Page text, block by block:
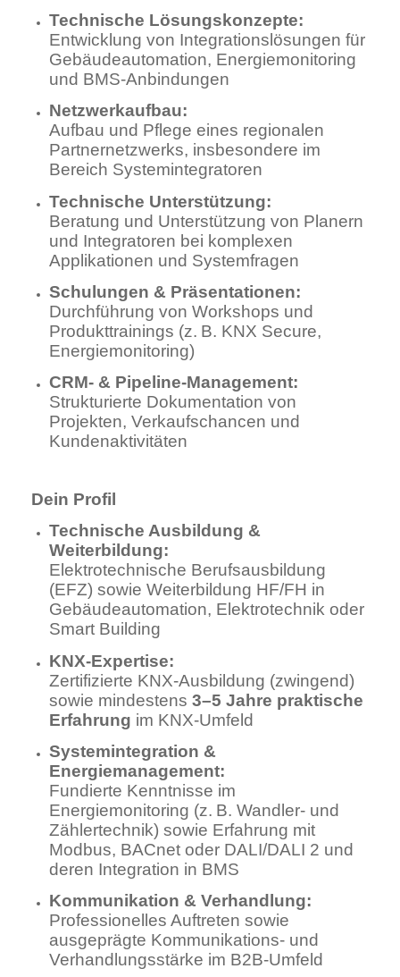
Technische Lösungskonzepte:
Entwicklung von Integrationslösungen für
Gebäudeautomation, Energiemonitoring
und BMS-Anbindungen
Netzwerkaufbau:
Aufbau und Pflege eines regionalen
Partnernetzwerks, insbesondere im
Bereich Systemintegratoren
Technische Unterstützung:
Beratung und Unterstützung von Planern
und Integratoren bei komplexen
Applikationen und Systemfragen
Schulungen & Präsentationen:
Durchführung von Workshops und
Produkttrainings (z. B. KNX Secure,
Energiemonitoring)
CRM- & Pipeline-Management:
Strukturierte Dokumentation von
Projekten, Verkaufschancen und
Kundenaktivitäten
Dein Profil
Technische Ausbildung &
Weiterbildung:
Elektrotechnische Berufsausbildung
(EFZ) sowie Weiterbildung HF/FH in
Gebäudeautomation, Elektrotechnik oder
Smart Building
KNX-Expertise:
Zertifizierte KNX-Ausbildung (zwingend)
sowie mindestens 3–5 Jahre praktische
Erfahrung im KNX-Umfeld
Systemintegration &
Energiemanagement:
Fundierte Kenntnisse im
Energiemonitoring (z. B. Wandler- und
Zählertechnik) sowie Erfahrung mit
Modbus, BACnet oder DALI/DALI 2 und
deren Integration in BMS
Kommunikation & Verhandlung:
Professionelles Auftreten sowie
ausgeprägte Kommunikations- und
Verhandlungsstärke im B2B-Umfeld